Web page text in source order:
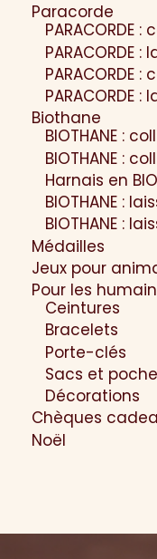
Paracorde
PARACORDE
PARACORDE
PARACORDE
PARACORDE
Biothane
BIOTHANE :
BIOTHANE :
Harnais en
BIOTHANE :
BIOTHANE :
Médailles
Jeux pour
Pour les
Ceintures
Bracelets
Porte-clés
Sacs et
Décorations
Chèques
Noël